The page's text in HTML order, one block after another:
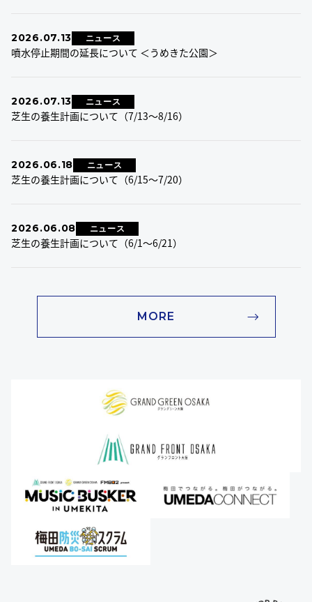
2026.07.13 ニュース
噴水停止期間の延長について ＜うめきた公園＞
2026.07.13 ニュース
芝生の養生計画について（7/13～8/16）
2026.06.18 ニュース
芝生の養生計画について（6/15～7/20）
2026.06.08 ニュース
芝生の養生計画について（6/1～6/21）
MORE